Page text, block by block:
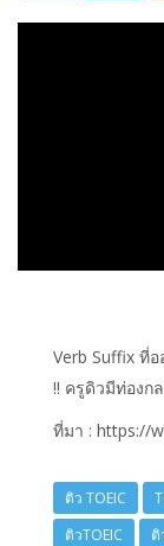
Verb Suffix ที่
!! ครูดิวมีท่องก
ที่มา : https://
ติว TOEIC
ติวTOEIC
ติ